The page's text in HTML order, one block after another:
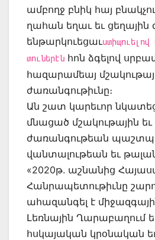
ամբողջ բնիկ հայ
ղահան եղաւ եւ
ենթարկուեցաւստիպուելով
տուներէն հոն ձգելով
հազարամեայ
ժառանգութիւնը։
Ան շատ կարեւոր
մնացած մշակութային
ժառանգութեան
վանտալութեան եւ
«2020թ. աշնանից
Հանրապետութիւնը
ահազանգել է
Լեռնային Ղարաբաղում
հսկայական կրօնական